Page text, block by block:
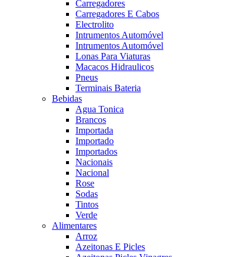
Carregadores
Carregadores E Cabos
Electrolito
Intrumentos Automóvel
Intrumentos Automóvel
Lonas Para Viaturas
Macacos Hidraulicos
Pneus
Terminais Bateria
Bebidas
Agua Tonica
Brancos
Importada
Importado
Importados
Nacionais
Nacional
Rose
Sodas
Tintos
Verde
Alimentares
Arroz
Azeitonas E Picles